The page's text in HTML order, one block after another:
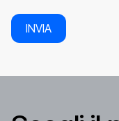
INVIA